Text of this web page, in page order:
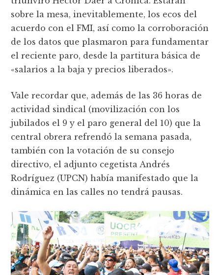
sobre la mesa, inevitablemente, los ecos del
acuerdo con el FMI, así como la corroboración
de los datos que plasmaron para fundamentar
el reciente paro, desde la partitura básica de
«salarios a la baja y precios liberados».
Vale recordar que, además de las 36 horas de
actividad sindical (movilización con los
jubilados el 9 y el paro general del 10) que la
central obrera refrendó la semana pasada,
también con la votación de su consejo
directivo, el adjunto cegetista Andrés
Rodríguez (UPCN) había manifestado que la
dinámica en las calles no tendrá pausas.